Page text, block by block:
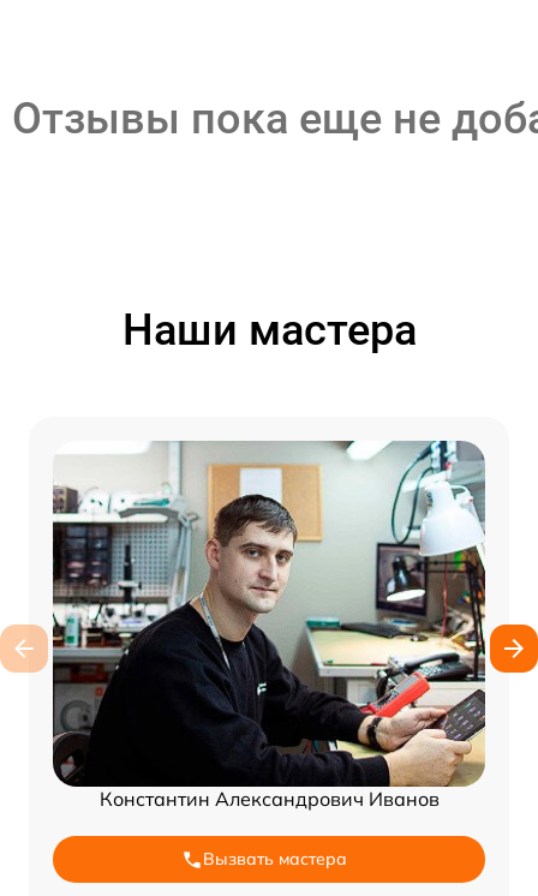
Отзывы пока еще не
Наши мастера
Константин Александрович Иванов
Вызвать мастера